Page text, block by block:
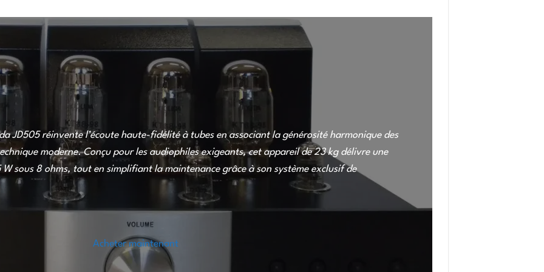
JD505 réinvente l’écoute haute-fidélité à tubes en associant la générosité harmonique des
moderne. Conçu pour les audiophiles exigeants, cet appareil de 23 kg délivre une
sous 8 ohms, tout en simplifiant la maintenance grâce à son système exclusif de
Acheter maintenant